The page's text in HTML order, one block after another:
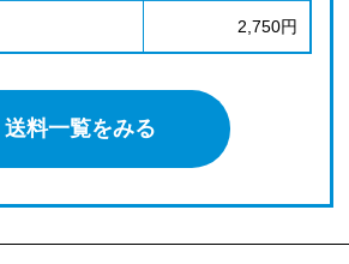
2,750円
送料一覧をみる